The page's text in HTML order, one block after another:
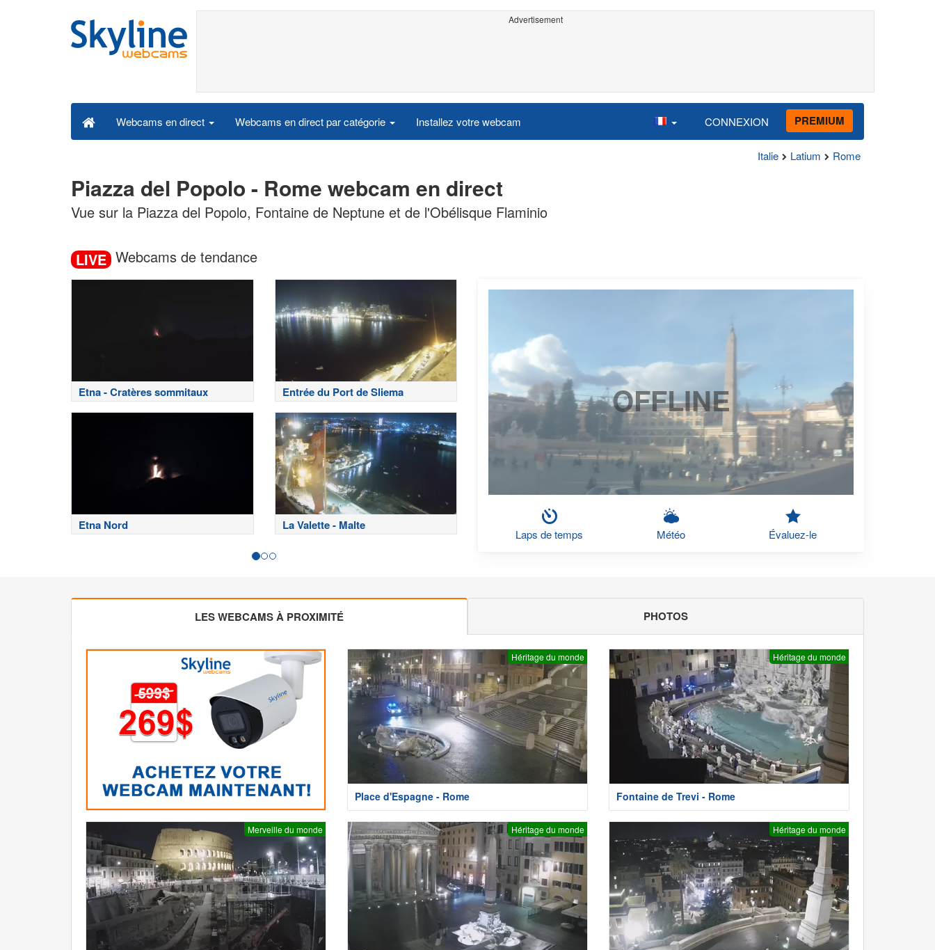
Advertisement
Webcams en direct Webcams en direct par catégorie Installez votre webcam CONNEXION PREMIUM
Italie Latium Rome
Piazza del Popolo - Rome webcam en direct
Vue sur la Piazza del Popolo, Fontaine de Neptune et de l'Obélisque Flaminio
LIVE Webcams de tendance
Etna - Cratères sommitaux Entrée du Port de Sliema
Etna Nord La Valette - Malte
OFFLINE
Laps de temps Météo Évaluez-le
LES WEBCAMS À PROXIMITÉ PHOTOS
Héritage du monde
Place d'Espagne - Rome
Héritage du monde
Fontaine de Trevi - Rome
Merveille du monde Héritage du monde Héritage du monde